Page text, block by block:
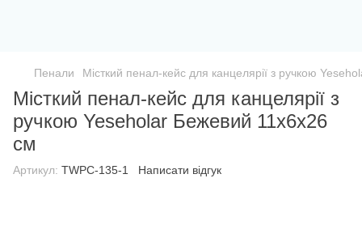
Пенали Місткий пенал-кейс для канцелярії з ручкою
Місткий пенал-кейс для канцелярії з
ручкою Yeseholar Бежевий 11х6х26
см
Артикул: TWPC-135-1 Написати відгук